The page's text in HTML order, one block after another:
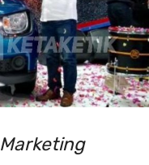
Marketing